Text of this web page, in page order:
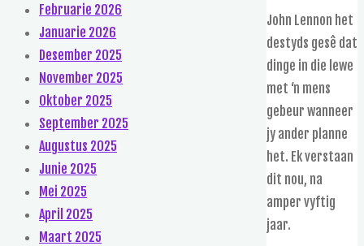
John Lennon het
destyds gesê dat
dinge in die lewe
met ‘n mens
gebeur wanneer
jy ander planne
het. Ek verstaan
dit nou, na
amper vyftig
jaar.
Februarie 2026
Januarie 2026
Desember 2025
November 2025
Oktober 2025
September 2025
Augustus 2025
Junie 2025
Mei 2025
April 2025
Maart 2025